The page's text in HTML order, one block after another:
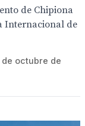
de Chipiona
Internacional de
octubre de